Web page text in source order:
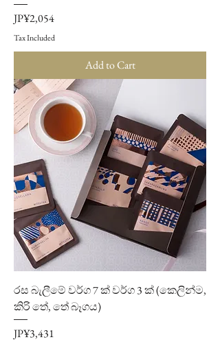
Price
JP¥2,054
Tax Included
Add to Cart
රස බැලීමේ වර්ග 7 ක් වර්ග 3 ක් (කෙලින්ම,
කිරි තේ, තේ බෑගය)
Price
JP¥3,431